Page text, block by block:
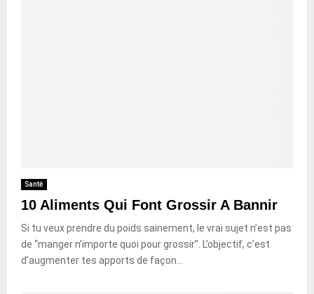
Santé
10 Aliments Qui Font Grossir A Bannir
Si tu veux prendre du poids sainement, le vrai sujet n’est pas
de “manger n’importe quoi pour grossir”. L’objectif, c’est
d’augmenter tes apports de façon...